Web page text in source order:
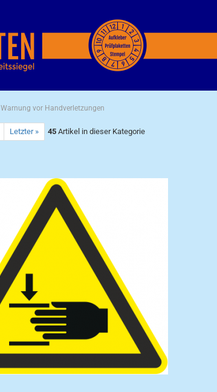
Warnung vor Handverletzungen
Letzter » 45Artikel in dieser Kategorie